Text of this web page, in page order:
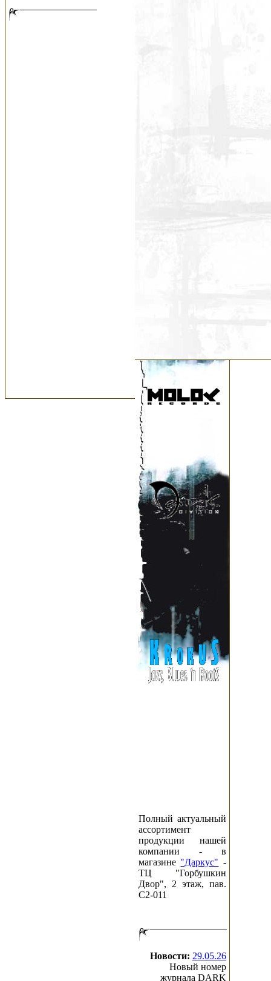
Полный актуальный
ассортимент
продукции нашей
компании - в
магазине "Даркус" -
ТЦ "Горбушкин
Двор", 2 этаж, пав.
C2-011
Новости: 29.05.26
Новый номер
журнала DARK